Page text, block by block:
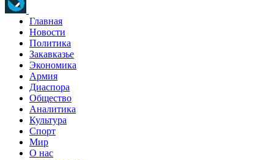
Главная
Новости
Политика
Закавказье
Экономика
Армия
Диаспора
Общество
Аналитика
Культура
Спорт
Мир
О нас